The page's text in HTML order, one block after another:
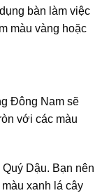
bàn làm việc
màu vàng hoặc
Đông Nam sẽ
với các màu
Dậu. Bạn nên
xanh lá cây